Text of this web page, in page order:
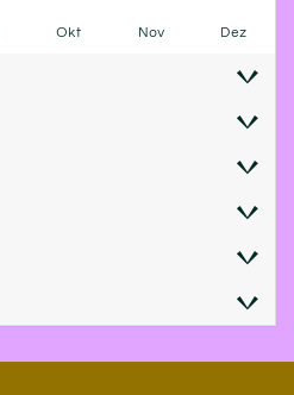
Okt Nov Dez